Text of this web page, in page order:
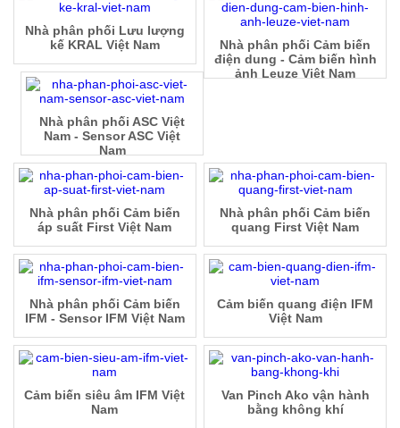
Nhà phân phối Cảm biến
điện dung - Cảm biến hình
ảnh Leuze Việt Nam
Nhà phân phối Lưu lượng
kế KRAL Việt Nam
Nhà phân phối ASC Việt
Nam - Sensor ASC Việt
Nam
Nhà phân phối Cảm biến
áp suất First Việt Nam
Nhà phân phối Cảm biến
quang First Việt Nam
Nhà phân phối Cảm biến
IFM - Sensor IFM Việt Nam
Cảm biến quang điện IFM
Việt Nam
Cảm biến siêu âm IFM Việt
Nam
Van Pinch Ako vận hành
bằng không khí